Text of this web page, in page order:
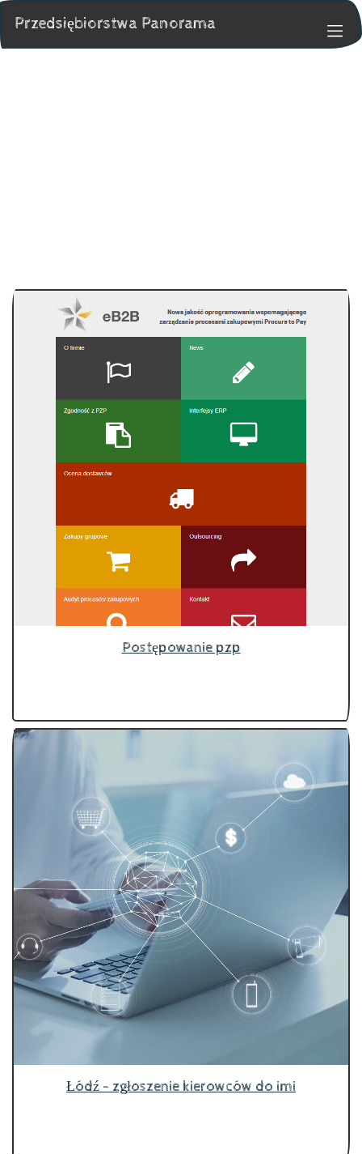
Przedsiębiorstwa Panorama
Postępowanie pzp
Łódź - zgłoszenie kierowców do imi